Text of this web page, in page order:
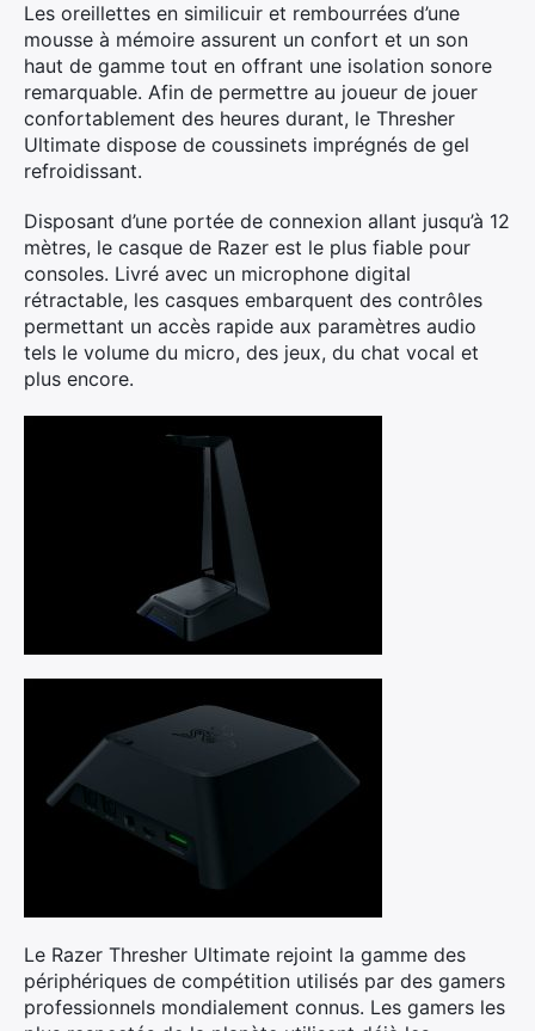
Les oreillettes en similicuir et rembourrées d’une
mousse à mémoire assurent un confort et un son
haut de gamme tout en offrant une isolation sonore
remarquable. Afin de permettre au joueur de jouer
confortablement des heures durant, le Thresher
Ultimate dispose de coussinets imprégnés de gel
refroidissant.
Disposant d’une portée de connexion allant jusqu’à 12
mètres, le casque de Razer est le plus fiable pour
consoles. Livré avec un microphone digital
rétractable, les casques embarquent des contrôles
permettant un accès rapide aux paramètres audio
tels le volume du micro, des jeux, du chat vocal et
plus encore.
Le Razer Thresher Ultimate rejoint la gamme des
périphériques de compétition utilisés par des gamers
professionnels mondialement connus. Les gamers les